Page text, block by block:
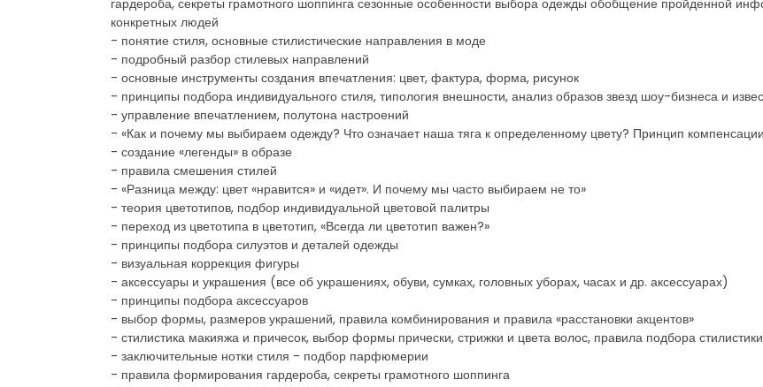
конкретных людей
- понятие стиля, основные стилистические направления в моде
- подробный разбор стилевых направлений
- основные инструменты создания впечатления: цвет, фактура, форма, рисунок
- принципы подбора индивидуального стиля, типология внешности, анализ образов звезд шоу-бизнеса и
- управление впечатлением, полутона настроений
- «Как и почему мы выбираем одежду? Что означает наша тяга к определенному цвету? Принцип
- создание «легенды» в образе
- правила смешения стилей
- «Разница между: цвет «нравится» и «идет». И почему мы часто выбираем не то»
- теория цветотипов, подбор индивидуальной цветовой палитры
- переход из цветотипа в цветотип, «Всегда ли цветотип важен?»
- принципы подбора силуэтов и деталей одежды
- визуальная коррекция фигуры
- аксессуары и украшения (все об украшениях, обуви, сумках, головных уборах, часах и др. аксессуарах)
- принципы подбора аксессуаров
- выбор формы, размеров украшений, правила комбинирования и правила «расстановки акцентов»
- стилистика макияжа и причесок, выбор формы прически, стрижки и цвета волос, правила подбора
- заключительные нотки стиля - подбор парфюмерии
- правила формирования гардероба, секреты грамотного шоппинга